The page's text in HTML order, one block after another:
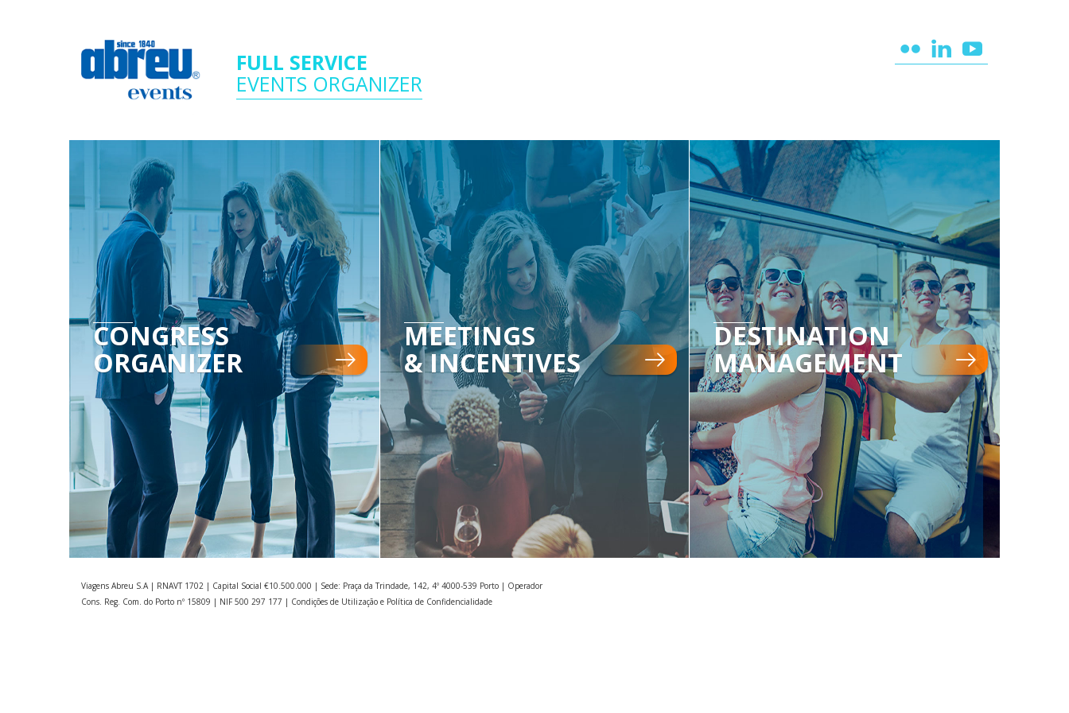
FULL SERVICE
EVENTS ORGANIZER
CONGRESS
ORGANIZER
MEETINGS
& INCENTIVES
DESTINATION
MANAGEMENT
Viagens Abreu S.A | RNAVT 1702 | Capital Social €10.500.000 | Sede: Praça da Trindade, 142, 4º 4000-539 Porto | Operador
Cons. Reg. Com. do Porto nº 15809 | NIF 500 297 177 | Condições de Utilização e Política de Confidencialidade